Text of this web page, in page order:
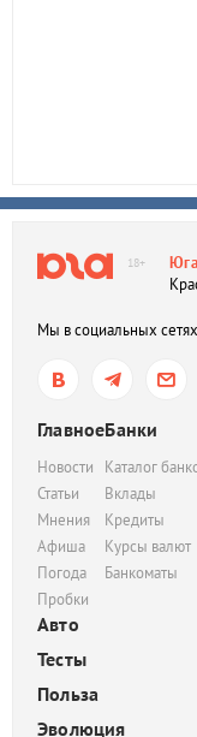
18+
Мы в социальных
Главное
Новости
Статьи
Мнения
Афиша
Погода
Пробки
Банки
Каталог
Вклады
Кредиты
Курсы валют
Банкоматы
Авто
Тесты
Польза
Эволюция